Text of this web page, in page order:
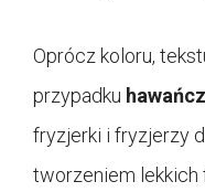
Oprócz koloru,
przypadku
fryzjerki i fryzjerzy
tworzeniem lekkich